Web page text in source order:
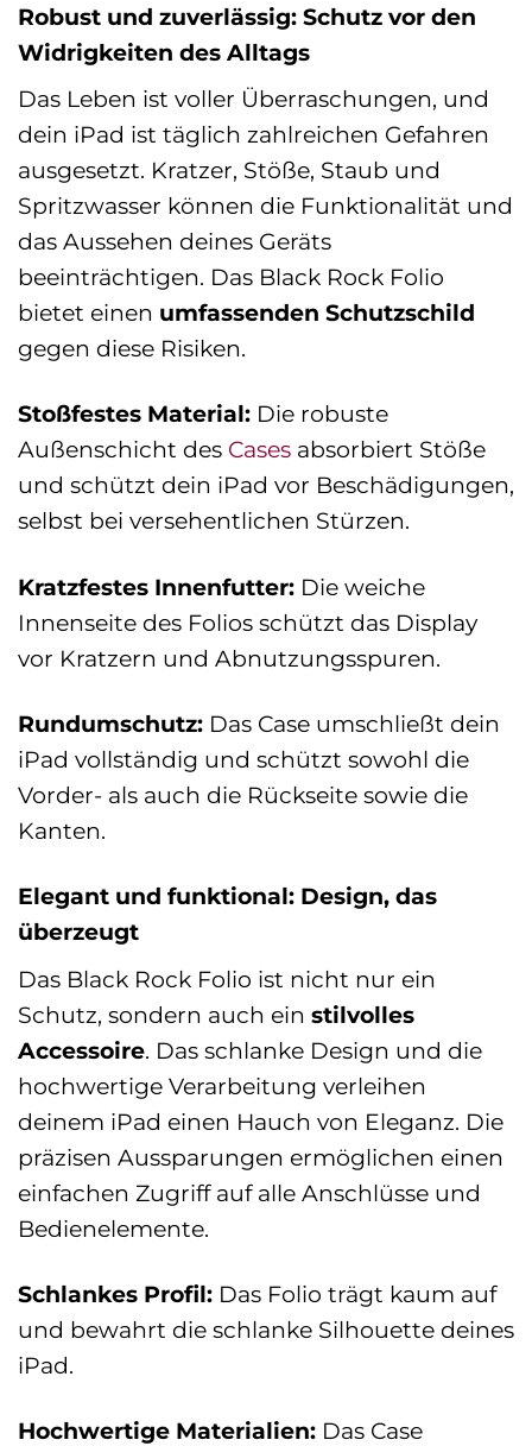
Robust und zuverlässig: Schutz vor den
Widrigkeiten des Alltags
Das Leben ist voller Überraschungen, und
dein iPad ist täglich zahlreichen Gefahren
ausgesetzt. Kratzer, Stöße, Staub und
Spritzwasser können die Funktionalität und
das Aussehen deines Geräts
beeinträchtigen. Das Black Rock Folio
bietet einen umfassenden Schutzschild
gegen diese Risiken.
Stoßfestes Material: Die robuste
Außenschicht des Cases absorbiert Stöße
und schützt dein iPad vor Beschädigungen,
selbst bei versehentlichen Stürzen.
Kratzfestes Innenfutter: Die weiche
Innenseite des Folios schützt das Display
vor Kratzern und Abnutzungsspuren.
Rundumschutz: Das Case umschließt dein
iPad vollständig und schützt sowohl die
Vorder- als auch die Rückseite sowie die
Kanten.
Elegant und funktional: Design, das
überzeugt
Das Black Rock Folio ist nicht nur ein
Schutz, sondern auch ein stilvolles
Accessoire. Das schlanke Design und die
hochwertige Verarbeitung verleihen
deinem iPad einen Hauch von Eleganz. Die
präzisen Aussparungen ermöglichen einen
einfachen Zugriff auf alle Anschlüsse und
Bedienelemente.
Schlankes Profil: Das Folio trägt kaum auf
und bewahrt die schlanke Silhouette deines
iPad.
Hochwertige Materialien: Das Case